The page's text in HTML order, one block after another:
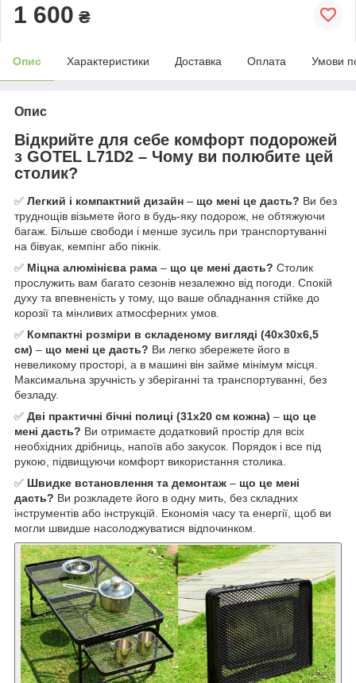
1 600 ₴
Опис Характеристики Доставка Оплата Умови
Опис
Відкрийте для себе комфорт подорожей
з GOTEL L71D2 – Чому ви полюбите цей
столик?
✅ Легкий і компактний дизайн – що мені це дасть? Ви без
труднощів візьмете його в будь-яку подорож, не обтяжуючи
багаж. Більше свободи і менше зусиль при транспортуванні
на бівуак, кемпінг або пікнік.
✅ Міцна алюмінієва рама – що це мені дасть? Столик
прослужить вам багато сезонів незалежно від погоди. Спокій
духу та впевненість у тому, що ваше обладнання стійке до
корозії та мінливих атмосферних умов.
✅ Компактні розміри в складеному вигляді (40х30х6,5
см) – що мені це дасть? Ви легко збережете його в
невеликому просторі, а в машині він займе мінімум місця.
Максимальна зручність у зберіганні та транспортуванні, без
безладу.
✅ Дві практичні бічні полиці (31х20 см кожна) – що це
мені дасть? Ви отримаєте додатковий простір для всіх
необхідних дрібниць, напоїв або закусок. Порядок і все під
рукою, підвищуючи комфорт використання столика.
✅ Швидке встановлення та демонтаж – що це мені
дасть? Ви розкладете його в одну мить, без складних
інструментів або інструкцій. Економія часу та енергії, щоб ви
могли швидше насолоджуватися відпочинком.